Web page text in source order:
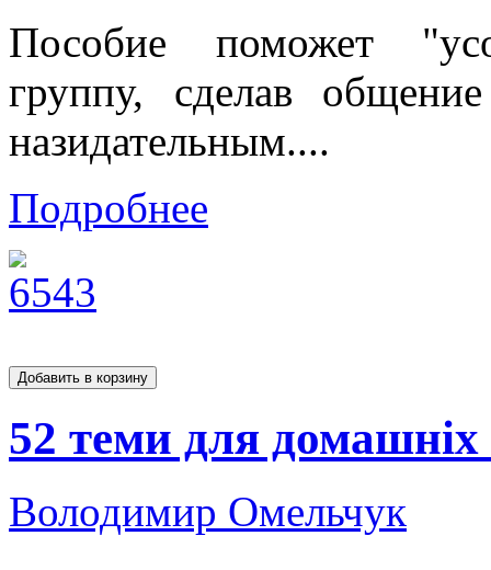
Пособие поможет
группу, сделав
назидательным....
Подробнее
52 теми для
Володимир Омельчук